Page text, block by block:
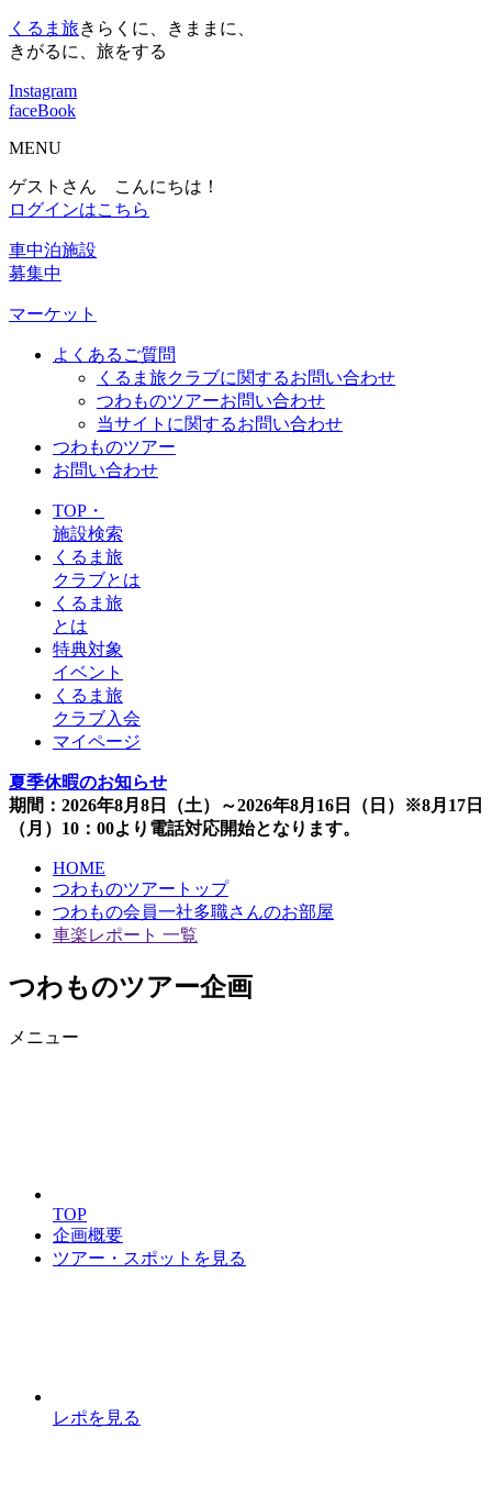
くるま旅きらくに、きままに、
きがるに、旅をする
Instagram
faceBook
MENU
ゲストさん こんにちは！
ログインはこちら
車中泊施設
募集中
マーケット
よくあるご質問
くるま旅クラブに関するお問い合わせ
つわものツアーお問い合わせ
当サイトに関するお問い合わせ
つわものツアー
お問い合わせ
TOP・
施設検索
くるま旅
クラブとは
くるま旅
とは
特典対象
イベント
くるま旅
クラブ入会
マイページ
夏季休暇のお知らせ
期間：2026年8月8日（土）～2026年8月16日（日）※8月17日
（月）10：00より電話対応開始となります。
HOME
つわものツアートップ
つわもの会員一社多職さんのお部屋
車楽レポート 一覧
つわものツアー企画
メニュー
TOP
企画概要
ツアー・スポットを見る
レポを見る